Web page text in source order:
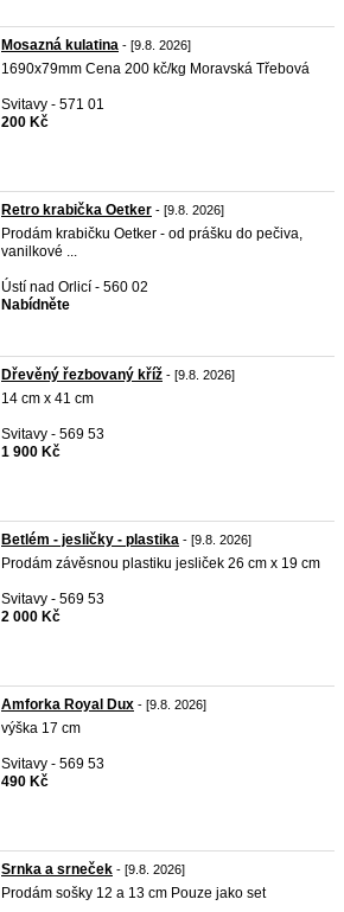
Mosazná kulatina - [9.8. 2026]
1690x79mm Cena 200 kč/kg Moravská Třebová
Svitavy - 571 01
200 Kč
Retro krabička Oetker - [9.8. 2026]
Prodám krabičku Oetker - od prášku do pečiva,
vanilkové ...
Ústí nad Orlicí - 560 02
Nabídněte
Dřevěný řezbovaný kříž - [9.8. 2026]
14 cm x 41 cm
Svitavy - 569 53
1 900 Kč
Betlém - jesličky - plastika - [9.8. 2026]
Prodám závěsnou plastiku jesliček 26 cm x 19 cm
Svitavy - 569 53
2 000 Kč
Amforka Royal Dux - [9.8. 2026]
výška 17 cm
Svitavy - 569 53
490 Kč
Srnka a srneček - [9.8. 2026]
Prodám sošky 12 a 13 cm Pouze jako set